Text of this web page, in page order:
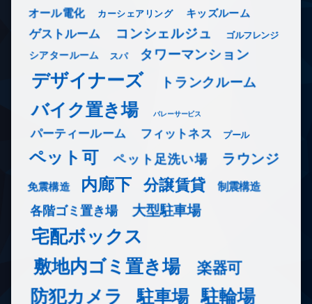
オール電化 カーシェアリング キッズルーム
ゲストルーム コンシェルジュ ゴルフレンジ
シアタールーム スパ タワーマンション
デザイナーズ トランクルーム
バイク置き場 バレーサービス
パーティールーム フィットネス プール
ペット可 ペット足洗い場 ラウンジ
免震構造 内廊下 分譲賃貸 制震構造
各階ゴミ置き場 大型駐車場
宅配ボックス
敷地内ゴミ置き場
楽器可
防犯カメラ 駐車場 駐輪場